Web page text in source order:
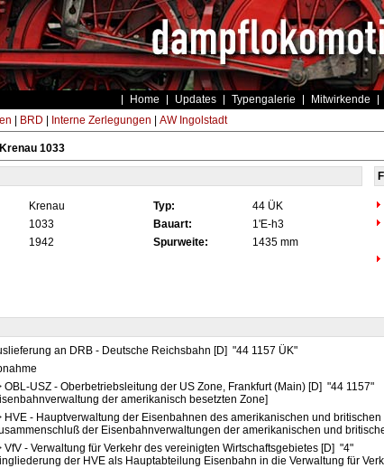
Home Updates Typengalerie Mitwirkende
BRD Interne Zerlegungen AW Ingolstadt
1033
Krenau Typ: 44 ÜK
1033 Bauart: 1'E-h3
1942 Spurweite:
1435 mm
an DRB - Deutsche Reichsbahn [D] "44 1157 ÜK"
OBL-USZ - Oberbetriebsleitung der US Zone, Frankfurt (Main) [D] "44 1157"
der amerikanisch besetzten Zone]
HVE - Hauptverwaltung der Eisenbahnen des amerikanischen und
der Eisenbahnverwaltungen der amerikanischen und
VfV - Verwaltung für Verkehr des vereinigten Wirtschaftsgebietes [D] "4"
der HVE als Hauptabteilung Eisenbahn in die Verwaltung für